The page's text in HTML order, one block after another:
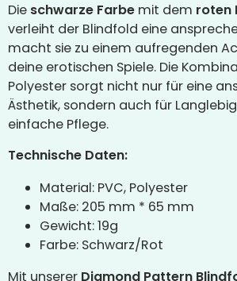
Die schwarze Farbe mit dem roten
verleiht der Blindfold eine
macht sie zu einem aufregenden
deine erotischen Spiele. Die
Polyester sorgt nicht nur für eine
Ästhetik, sondern auch für
einfache Pflege.
Technische Daten:
Material: PVC, Polyester
Maße: 205 mm * 65 mm
Gewicht: 19g
Farbe: Schwarz/Rot
Mit unserer Diamond Pattern